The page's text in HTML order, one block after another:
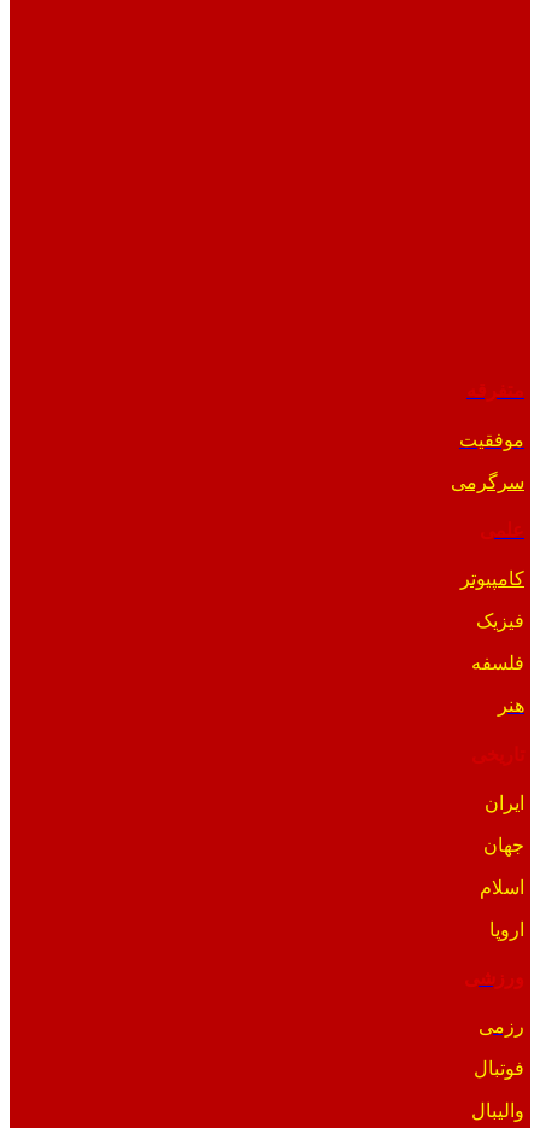
موفقیت
سرگرمی
کامپیوتر
فیزیک
فلسفه
هنر
ایران
جهان
اسلام
اروپا
ورزشی
رزمی
فوتبال
والیبال